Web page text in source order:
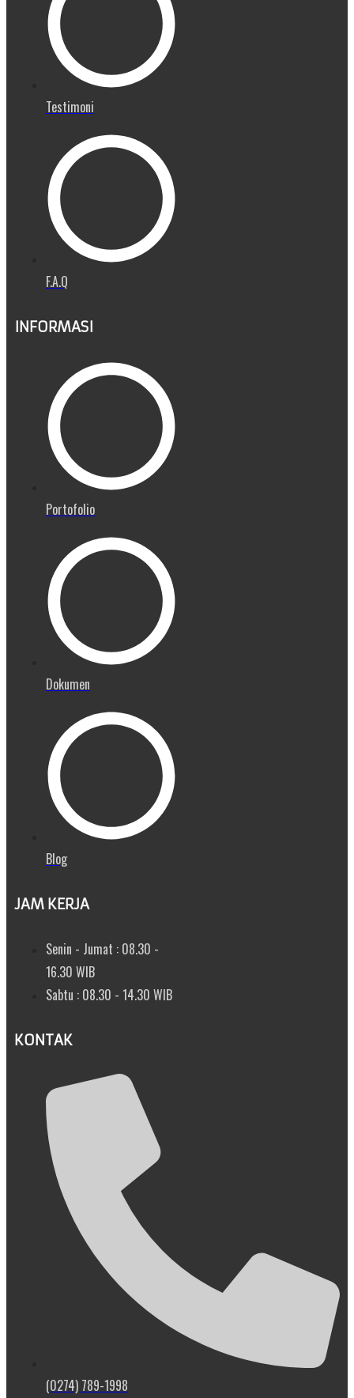
Testimoni
F.A.Q
INFORMASI
Portofolio
Dokumen
Blog
JAM KERJA
Senin - Jumat : 08.30 -
16.30 WIB
Sabtu : 08.30 - 14.30 WIB
KONTAK
(0274) 789-1998